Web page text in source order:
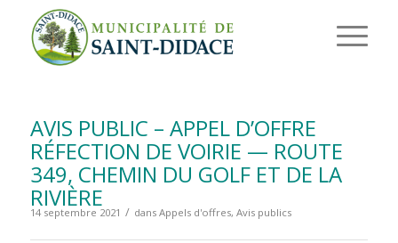
AVIS PUBLIC – APPEL D’OFFRE
RÉFECTION DE VOIRIE — ROUTE
349, CHEMIN DU GOLF ET DE LA
RIVIÈRE
14 septembre 2021 / dans Appels d'offres, Avis publics